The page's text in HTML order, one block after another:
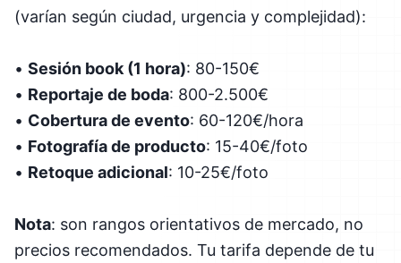
(varían según ciudad, urgencia y complejidad):
• Sesión book (1 hora): 80-150€
• Reportaje de boda: 800-2.500€
• Cobertura de evento: 60-120€/hora
• Fotografía de producto: 15-40€/foto
• Retoque adicional: 10-25€/foto
Nota: son rangos orientativos de mercado, no
precios recomendados. Tu tarifa depende de tu